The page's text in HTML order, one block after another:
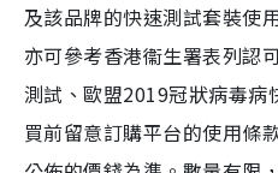
及該品牌的快速測試套裝使
亦可參考香港衞生署表列認
測試、歐盟2019冠狀病毒病
買前留意訂購平台的使用條